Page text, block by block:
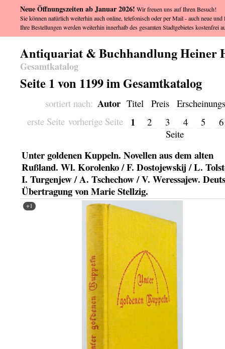
Antiquariat & Buchhandlung Heiner
Gesamtkatalog
Seite 1 von 1199 im Gesamtkatalog
sortiert nach: Autor Titel Preis
erste Seite vorherige Seite 1 2 3 4 5
Seite
Unter goldenen Kuppeln. Novellen aus dem alten
Rußland. Wl. Korolenko / F. Dostojewskij / L.
I. Turgenjew / A. Tschechow / V. Weressajew.
Übertragung von Marie Stellzig.
+1
Neue Öffnungszeiten ab Januar 2026! Wir freuen uns auf Ihren Besuch!
Sie können natürlich weiterhin auch online, telefonisch oder per Mail - auch neue
Ihre Bestellungen werden weiterhin innerhalb des gesamten Stadtgebietes kostenfrei